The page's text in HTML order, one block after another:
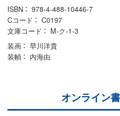
ISBN
978-4-488-10446-7
Cコード
C0197
文庫コード
M-ク-1-3
装画
早川洋貴
装幀
内海由
オンライン